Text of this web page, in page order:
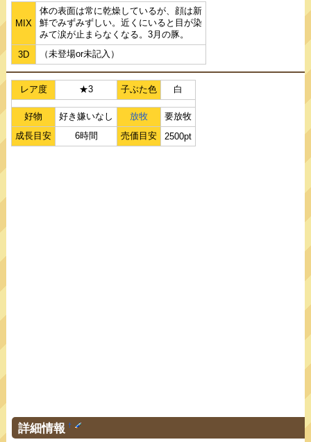
MIX
体の表面は常に乾燥しているが、顔は新
鮮でみずみずしい。近くにいると目が染
みて涙が止まらなくなる。3月の豚。
3D
（未登場or未記入）
レア度 ★3 子ぶた色 白
好物 好き嫌いなし 放牧
要放牧
成長目安
6時間 売価目安 2500pt
詳細情報 †